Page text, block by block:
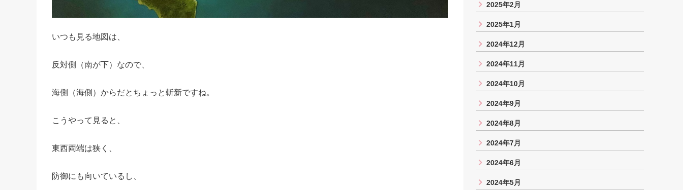
いつも見る地図は、
反対側（南が下）なので、
海側（海側）からだとちょっと斬新ですね。
こうやって見ると、
東西両端は狭く、
防御にも向いているし、
2025年2月
2025年1月
2024年12月
2024年11月
2024年10月
2024年9月
2024年8月
2024年7月
2024年6月
2024年5月